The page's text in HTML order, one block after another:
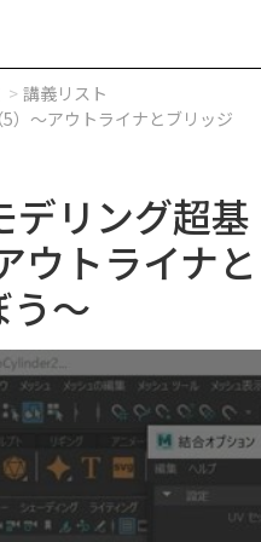
講義リスト
）～アウトライナとブリッジ
デリング超基
ウトライナと
う～